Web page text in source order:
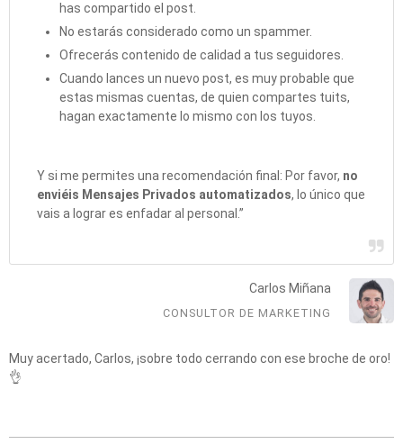
has compartido el post.
No estarás considerado como un spammer.
Ofrecerás contenido de calidad a tus seguidores.
Cuando lances un nuevo post, es muy probable que
estas mismas cuentas, de quien compartes tuits,
hagan exactamente lo mismo con los tuyos.
Y si me permites una recomendación final: Por favor, no
enviéis Mensajes Privados automatizados, lo único que
vais a lograr es enfadar al personal.”
Carlos Miñana
CONSULTOR DE MARKETING
Muy acertado, Carlos, ¡sobre todo cerrando con ese broche de oro!
👌